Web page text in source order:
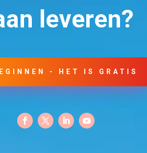
leveren?
- HET IS GRATIS